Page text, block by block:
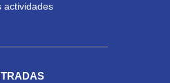
actividades